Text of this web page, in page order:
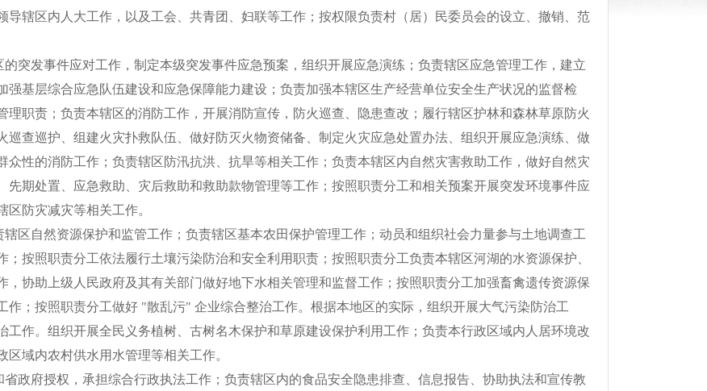
导辖区内人大工作，以及工会、共青团、妇联等工作；按权限负责村（居）民委员会的设立、撤销、范
的突发事件应对工作，制定本级突发事件应急预案，组织开展应急演练；负责辖区应急管理工作，建立
基层综合应急队伍建设和应急保障能力建设；负责加强本辖区生产经营单位安全生产状况的监督检
职责；负责本辖区的消防工作，开展消防宣传，防火巡查、隐患查改；履行辖区护林和森林草原防火
查巡护、组建火灾扑救队伍、做好防灭火物资储备、制定火灾应急处置办法、组织开展应急演练、做
性的消防工作；负责辖区防汛抗洪、抗旱等相关工作；负责本辖区内自然灾害救助工作，做好自然灾
期处置、应急救助、灾后救助和救助款物管理等工作；按照职责分工和相关预案开展突发环境事件应
防灾减灾等相关工作。
辖区自然资源保护和监管工作；负责辖区基本农田保护管理工作；动员和组织社会力量参与土地调查工
按照职责分工依法履行土壤污染防治和安全利用职责；按照职责分工负责本辖区河湖的水资源保护、
，协助上级人民政府及其有关部门做好地下水相关管理和监督工作；按照职责分工加强畜禽遗传资源保
作；按照职责分工做好 "散乱污" 企业综合整治工作。根据本地区的实际，组织开展大气污染防治工
作。组织开展全民义务植树、古树名木保护和草原建设保护利用工作；负责本行政区域内人居环境改
域内农村供水用水管理等相关工作。
省政府授权，承担综合行政执法工作；负责辖区内的食品安全隐患排查、信息报告、协助执法和宣传教